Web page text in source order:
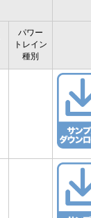
パワー
トレイン
種別